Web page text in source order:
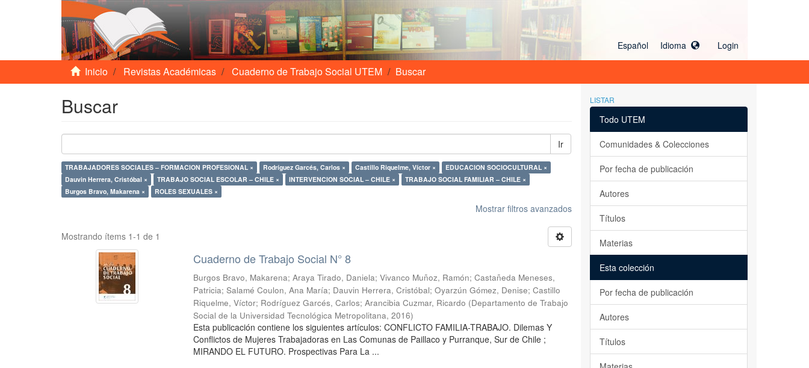
Español Idioma Login
Inicio Revistas Académicas Cuaderno de Trabajo Social UTEM Buscar
Buscar
Ir
TRABAJADORES SOCIALES – FORMACION PROFESIONAL × Rodríguez Garcés, Carlos × Castillo Riquelme, Víctor ×
EDUCACION SOCIOCULTURAL ×
Dauvin Herrera, Cristóbal ×
TRABAJO SOCIAL ESCOLAR – CHILE × INTERVENCION SOCIAL – CHILE ×
TRABAJO SOCIAL FAMILIAR – CHILE ×
Burgos Bravo, Makarena ×
ROLES SEXUALES ×
Mostrar filtros avanzados
Mostrando ítems 1-1 de 1
Cuaderno de Trabajo Social N° 8
Burgos Bravo, Makarena;Araya Tirado, Daniela;Vivanco Muñoz, Ramón;Castañeda Meneses,
Patricia;Salamé Coulon, Ana María; Dauvin Herrera, Cristóbal;Oyarzún Gómez, Denise;Castillo
Riquelme, Víctor; Rodríguez Garcés, Carlos;Arancibia Cuzmar, Ricardo (Departamento de Trabajo
Social de la Universidad Tecnológica Metropolitana,2016)
Esta publicación contiene los siguientes artículos: CONFLICTO FAMILIA-TRABAJO. Dilemas Y
Conflictos de Mujeres Trabajadoras en Las Comunas de Paillaco y Purranque, Sur de Chile ;
MIRANDO EL FUTURO. Prospectivas Para La ...
LISTAR
Todo UTEM
Comunidades & Colecciones
Por fecha de publicación
Autores
Títulos
Materias
Esta colección
Por fecha de publicación
Autores
Títulos